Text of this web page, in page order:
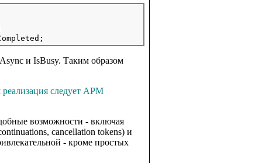
и IsBusy. Таким образом
следует APM
возможности - включая
cancellation tokens) и
- кроме простых